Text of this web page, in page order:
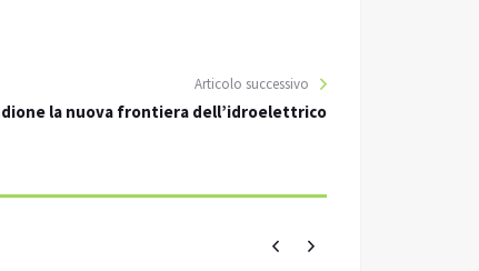
Articolo successivo
la nuova frontiera dell’idroelettrico